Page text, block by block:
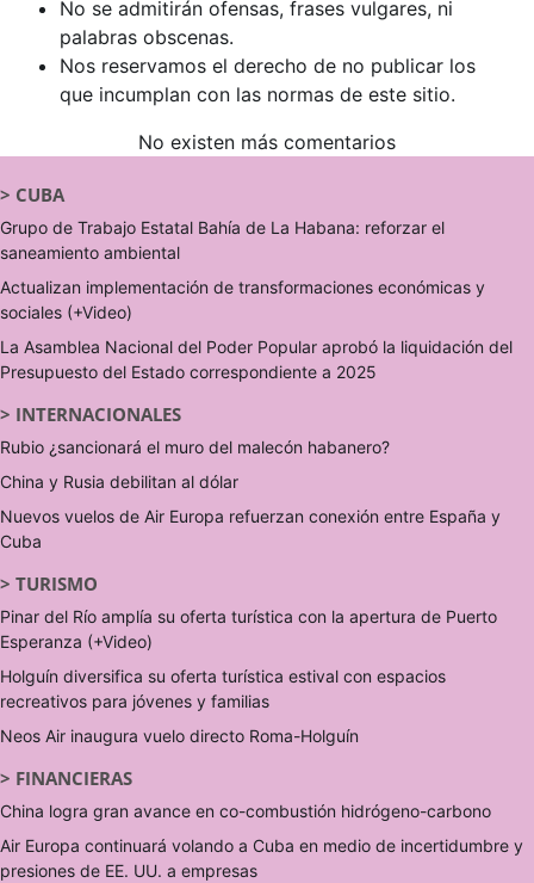
No se admitirán ofensas, frases vulgares, ni
palabras obscenas.
Nos reservamos el derecho de no publicar los
que incumplan con las normas de este sitio.
No existen más comentarios
> CUBA
Grupo de Trabajo Estatal Bahía de La Habana: reforzar el
saneamiento ambiental
Actualizan implementación de transformaciones económicas y
sociales (+Video)
La Asamblea Nacional del Poder Popular aprobó la liquidación del
Presupuesto del Estado correspondiente a 2025
> INTERNACIONALES
Rubio ¿sancionará el muro del malecón habanero?
China y Rusia debilitan al dólar
Nuevos vuelos de Air Europa refuerzan conexión entre España y
Cuba
> TURISMO
Pinar del Río amplía su oferta turística con la apertura de Puerto
Esperanza (+Video)
Holguín diversifica su oferta turística estival con espacios
recreativos para jóvenes y familias
Neos Air inaugura vuelo directo Roma-Holguín
> FINANCIERAS
China logra gran avance en co-combustión hidrógeno-carbono
Air Europa continuará volando a Cuba en medio de incertidumbre y
presiones de EE. UU. a empresas